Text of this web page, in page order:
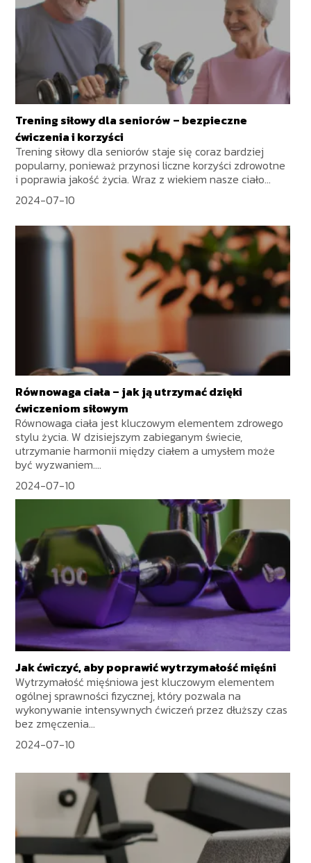
Trening siłowy dla seniorów – bezpieczne
ćwiczenia i korzyści
Trening siłowy dla seniorów staje się coraz bardziej
popularny, ponieważ przynosi liczne korzyści zdrowotne
i poprawia jakość życia. Wraz z wiekiem nasze ciało...
2024-07-10
Równowaga ciała – jak ją utrzymać dzięki
ćwiczeniom siłowym
Równowaga ciała jest kluczowym elementem zdrowego
stylu życia. W dzisiejszym zabieganym świecie,
utrzymanie harmonii między ciałem a umysłem może
być wyzwaniem....
2024-07-10
Jak ćwiczyć, aby poprawić wytrzymałość mięśni
Wytrzymałość mięśniowa jest kluczowym elementem
ogólnej sprawności fizycznej, który pozwala na
wykonywanie intensywnych ćwiczeń przez dłuższy czas
bez zmęczenia...
2024-07-10